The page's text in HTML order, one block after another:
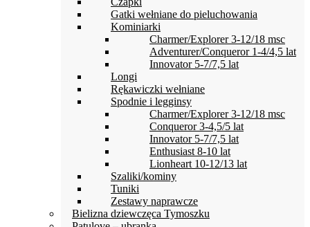
Gatki wełniane do pieluchowania
Kominiarki
Charmer/Explorer 3-12/18 msc
Adventurer/Conqueror 1-4/4,5 lat
Innovator 5-7/7,5 lat
Longi
Rękawiczki wełniane
Spodnie i legginsy
Charmer/Explorer 3-12/18 msc
Conqueror 3-4,5/5 lat
Innovator 5-7/7,5 lat
Enthusiast 8-10 lat
Lionheart 10-12/13 lat
Szaliki/kominy
Tuniki
Zestawy naprawcze
Bielizna dziewczęca Tymoszku